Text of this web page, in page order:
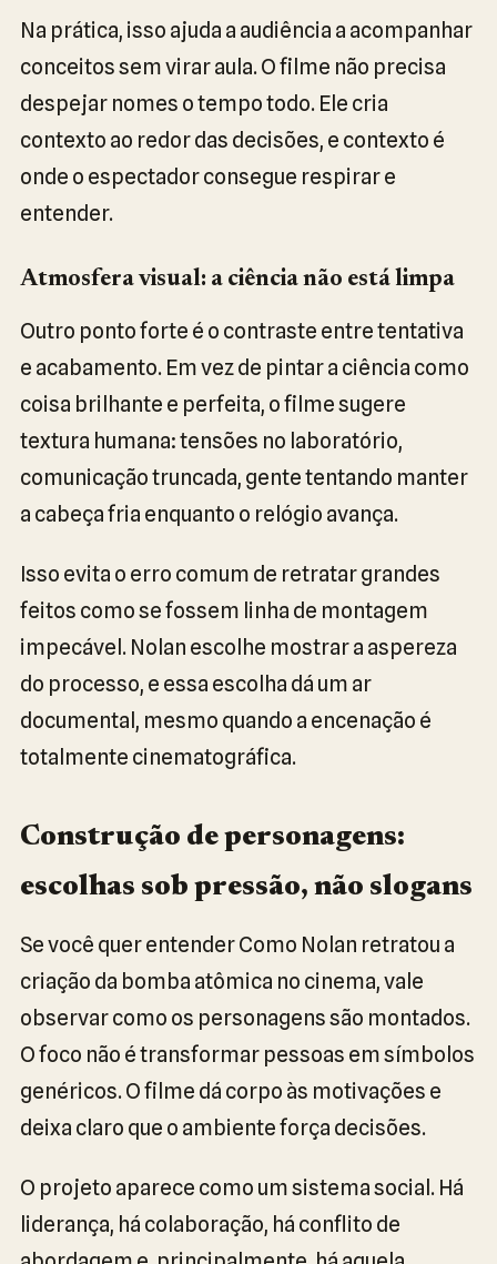
Na prática, isso ajuda a audiência a acompanhar
conceitos sem virar aula. O filme não precisa
despejar nomes o tempo todo. Ele cria
contexto ao redor das decisões, e contexto é
onde o espectador consegue respirar e
entender.
Atmosfera visual: a ciência não está limpa
Outro ponto forte é o contraste entre tentativa
e acabamento. Em vez de pintar a ciência como
coisa brilhante e perfeita, o filme sugere
textura humana: tensões no laboratório,
comunicação truncada, gente tentando manter
a cabeça fria enquanto o relógio avança.
Isso evita o erro comum de retratar grandes
feitos como se fossem linha de montagem
impecável. Nolan escolhe mostrar a aspereza
do processo, e essa escolha dá um ar
documental, mesmo quando a encenação é
totalmente cinematográfica.
Construção de personagens:
escolhas sob pressão, não slogans
Se você quer entender Como Nolan retratou a
criação da bomba atômica no cinema, vale
observar como os personagens são montados.
O foco não é transformar pessoas em símbolos
genéricos. O filme dá corpo às motivações e
deixa claro que o ambiente força decisões.
O projeto aparece como um sistema social. Há
liderança, há colaboração, há conflito de